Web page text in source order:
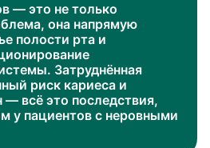
— это не только
она напрямую
полости рта и
Затруднённая
риск кариеса и
— всё это последствия,
у пациентов с неровными